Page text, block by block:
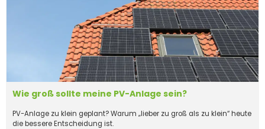
Wie groß sollte meine PV-Anlage sein?
PV-Anlage zu klein geplant? Warum „lieber zu groß als zu klein“ heute
die bessere Entscheidung ist.